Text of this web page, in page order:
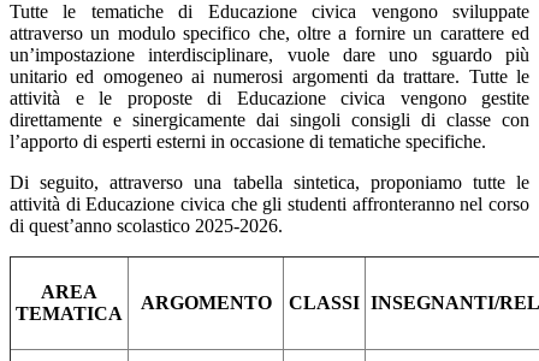
Tutte le tematiche di Educazione civica vengono sviluppate
attraverso un modulo specifico che, oltre a fornire un carattere ed
un’impostazione interdisciplinare, vuole dare uno sguardo più
unitario ed omogeneo ai numerosi argomenti da trattare. Tutte le
attività e le proposte di Educazione civica vengono gestite
direttamente e sinergicamente dai singoli consigli di classe con
l’apporto di esperti esterni in occasione di tematiche specifiche.
Di seguito, attraverso una tabella sintetica, proponiamo tutte le
attività di Educazione civica che gli studenti affronteranno nel corso
di quest’anno scolastico 2025-2026.
AREA
TEMATICA
ARGOMENTO CLASSI INSEGNANTI/